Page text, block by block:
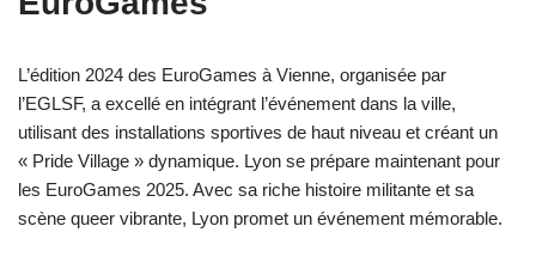
L’édition 2024 des EuroGames à Vienne, organisée par
l’EGLSF, a excellé en intégrant l’événement dans la ville,
utilisant des installations sportives de haut niveau et créant un
« Pride Village » dynamique. Lyon se prépare maintenant pour
les EuroGames 2025. Avec sa riche histoire militante et sa
scène queer vibrante, Lyon promet un événement mémorable.